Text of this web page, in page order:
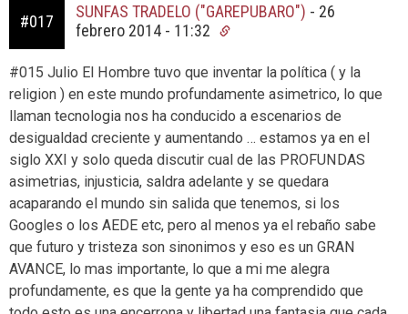
#017
SUNFAS TRADELO ("GAREPUBARO") - 26
febrero 2014 - 11:32
#015 Julio El Hombre tuvo que inventar la política ( y la
religion ) en este mundo profundamente asimetrico, lo que
llaman tecnologia nos ha conducido a escenarios de
desigualdad creciente y aumentando … estamos ya en el
siglo XXI y solo queda discutir cual de las PROFUNDAS
asimetrias, injusticia, saldra adelante y se quedara
acaparando el mundo sin salida que tenemos, si los
Googles o los AEDE etc, pero al menos ya el rebaño sabe
que futuro y tristeza son sinonimos y eso es un GRAN
AVANCE, lo mas importante, lo que a mi me alegra
profundamente, es que la gente ya ha comprendido que